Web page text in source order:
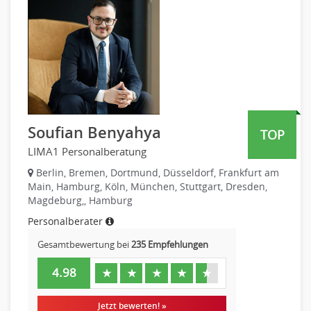
Produktmanagement
Strategisches Marketing
Vertriebsmarketing
Human Resources
Personal Leitung, Teamleitung
rec2rec
Recruiting, Personalmarketing
Referent
Anwaltschaft
Justiziariat, Rechtsabteilung
Notar-, Justizfachangestellter, Anwaltsfachgehilfe
Notariat
Richter, Justizbeamte
Analyst
Anlageberatung, Vermögensberatung
Asset-/Fonds-Management
Telekommunikation
Textilien & Bekleidung
Transport & Logistik
Unternehmensberatung
Versicherungen
TOP
Soufian Benyahya
LIMA1 Personalberatung
Berlin, Bremen, Dortmund, Düsseldorf, Frankfurt am
Main, Hamburg, Köln, München, Stuttgart, Dresden,
Magdeburg,, Hamburg
Personalberater
Gesamtbewertung bei235 Empfehlungen
4.98 ★ ★ ★ ★ ★
Jetzt bewerten! »